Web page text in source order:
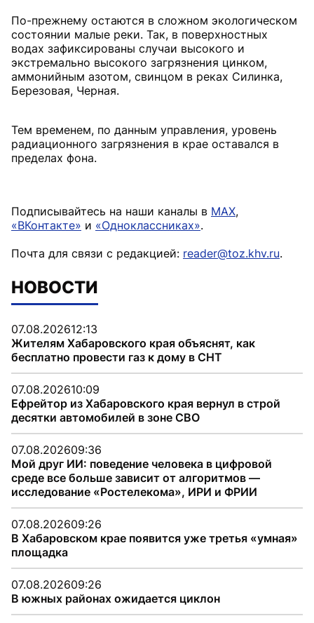
По-прежнему остаются в сложном экологическом
состоянии малые реки. Так, в поверхностных
водах зафиксированы случаи высокого и
экстремально высокого загрязнения цинком,
аммонийным азотом, свинцом в реках Силинка,
Березовая, Черная.
Тем временем, по данным управления, уровень
радиационного загрязнения в крае оставался в
пределах фона.
Подписывайтесь на наши каналы в MAX,
«ВКонтакте» и «Одноклассниках».
Почта для связи с редакцией: reader@toz.khv.ru.
НОВОСТИ
07.08.202612:13
Жителям Хабаровского края объяснят, как
бесплатно провести газ к дому в СНТ
07.08.202610:09
Ефрейтор из Хабаровского края вернул в строй
десятки автомобилей в зоне СВО
07.08.202609:36
Мой друг ИИ: поведение человека в цифровой
среде все больше зависит от алгоритмов —
исследование «Ростелекома», ИРИ и ФРИИ
07.08.202609:26
В Хабаровском крае появится уже третья «умная»
площадка
07.08.202609:26
В южных районах ожидается циклон